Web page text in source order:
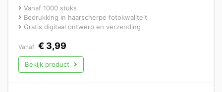
Vanaf 1000 stuks
Bedrukking in haarscherpe fotokwaliteit
Gratis digitaal ontwerp en verzending
Vanaf € 3,99
Bekijk product